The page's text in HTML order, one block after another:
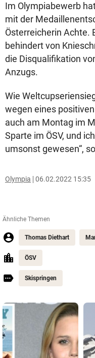
Im Olympiabewerb
mit der
Österreicherin Achte.
behindert von
die Disqualifikation
Anzugs.
Wie
wegen eines
auch am Montag im
Sparte im ÖSV, und
umsonst gewesen“,
Olympia 06.02.2022 15:35
Ähnliche Themen
Thomas Diethart
ÖSV
Skispringen